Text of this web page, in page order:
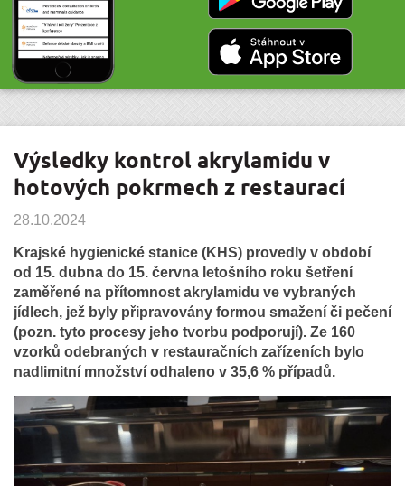
Výsledky kontrol akrylamidu v
hotových pokrmech z restaurací
28.10.2024
Krajské hygienické stanice (KHS) provedly v období
od 15. dubna do 15. června letošního roku šetření
zaměřené na přítomnost akrylamidu ve vybraných
jídlech, jež byly připravovány formou smažení či pečení
(pozn. tyto procesy jeho tvorbu podporují). Ze 160
vzorků odebraných v restauračních zařízeních bylo
nadlimitní množství odhaleno v 35,6 % případů.